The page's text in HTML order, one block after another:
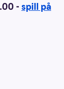
- spill på